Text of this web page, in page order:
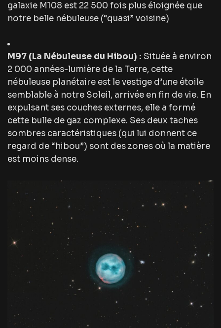
galaxie M108 est 22 500 fois plus éloignée que
notre belle nébuleuse (“quasi” voisine)
M97 (La Nébuleuse du Hibou) : Située à environ
2 000 années-lumière de la Terre, cette
nébuleuse planétaire est le vestige d’une étoile
semblable à notre Soleil, arrivée en fin de vie. En
expulsant ses couches externes, elle a formé
cette bulle de gaz complexe. Ses deux taches
sombres caractéristiques (qui lui donnent ce
regard de “hibou”) sont des zones où la matière
est moins dense.